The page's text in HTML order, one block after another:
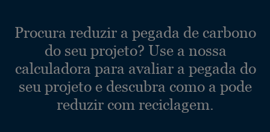
Procura reduzir a pegada de carbono
do seu projeto? Use a nossa
calculadora para avaliar a pegada do
seu projeto e descubra como a pode
reduzir com reciclagem.